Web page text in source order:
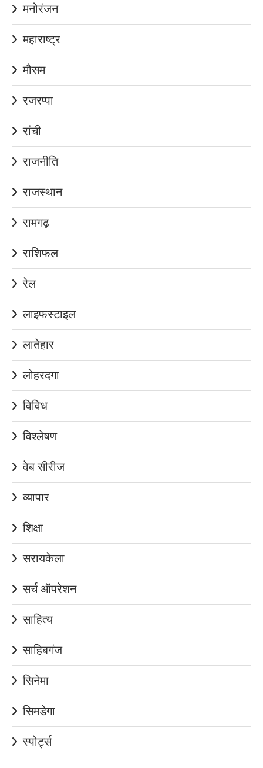
मनोरंजन
महाराष्ट्र
मौसम
रजरप्पा
रांची
राजनीति
राजस्थान
रामगढ़
राशिफल
रेल
लाइफस्टाइल
लातेहार
लोहरदगा
विविध
विश्लेषण
वेब सीरीज
व्यापार
शिक्षा
सरायकेला
सर्च ऑपरेशन
साहित्य
साहिबगंज
सिनेमा
सिमडेगा
स्पोर्ट्स